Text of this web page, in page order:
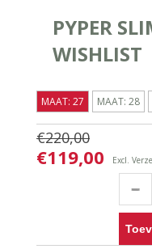
PYPER
WISHLIST
MAAT: 27 MAAT: 28
€220,00
€119,00 Excl.